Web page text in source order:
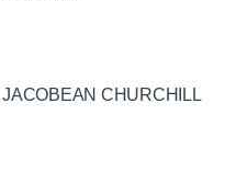
CHURCHILL